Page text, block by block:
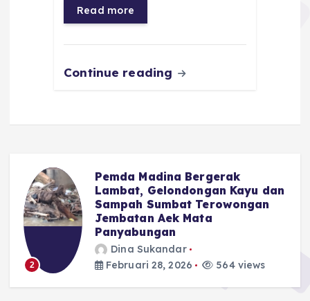
o
o
k
p
p
a
m er
Read more
Continue reading
2
Pemda Madina Bergerak
Lambat, Gelondongan Kayu dan
Sampah Sumbat Terowongan
Jembatan Aek Mata
Panyabungan
Dina Sukandar
Februari 28, 2026
564 views